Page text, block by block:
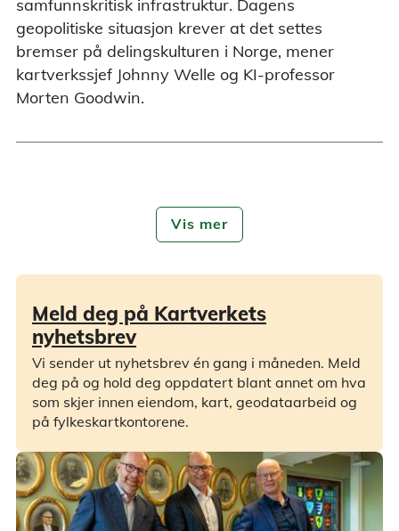
samfunnskritisk infrastruktur. Dagens
geopolitiske situasjon krever at det settes
bremser på delingskulturen i Norge, mener
kartverkssjef Johnny Welle og KI-professor
Morten Goodwin.
Vis mer
Meld deg på Kartverkets
nyhetsbrev
Vi sender ut nyhetsbrev én gang i måneden. Meld
deg på og hold deg oppdatert blant annet om hva
som skjer innen eiendom, kart, geodataarbeid og
på fylkeskartkontorene.